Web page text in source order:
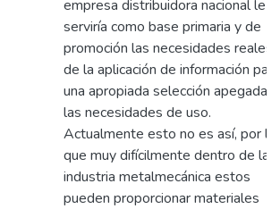
empresa distribuidora nacional le
serviría como base primaria y de
promoción las necesidades reales
de la aplicación de información para
una apropiada selección apegada a
las necesidades de uso.
Actualmente esto no es así, por lo
que muy difícilmente dentro de la
industria metalmecánica estos
pueden proporcionar materiales